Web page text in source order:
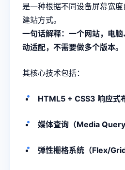
是一种根据不同设备屏幕宽
建站方式。
一句话解释：一个网站，电
动适配，不需要做多个版本。
其核心技术包括：
HTML5 + CSS3 响应式
媒体查询（Media Query
弹性栅格系统（Flex/Grid